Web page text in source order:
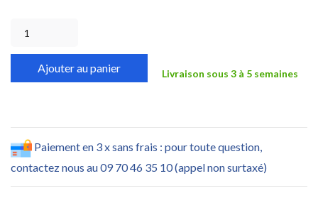
Ajouter au panier Livraison sous 3 à 5 semaines
Paiement en 3 x sans frais : pour toute question,
contactez nous au 09 70 46 35 10 (appel non surtaxé)